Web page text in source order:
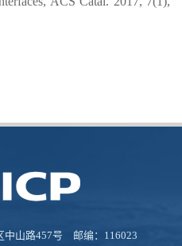
中山路457号 邮编：116023